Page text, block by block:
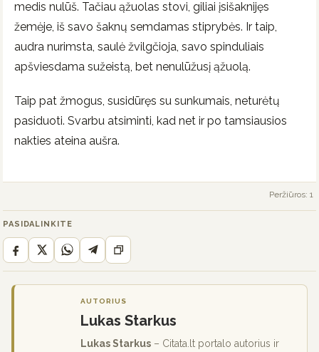
medis nulūš. Tačiau ąžuolas stovi, giliai įsišaknijęs
žemėje, iš savo šaknų semdamas stiprybės. Ir taip,
audra nurimsta, saulė žvilgčioja, savo spinduliais
apšviesdama sužeistą, bet nenulūžusį ąžuolą.
Taip pat žmogus, susidūręs su sunkumais, neturėtų
pasiduoti. Svarbu atsiminti, kad net ir po tamsiausios
nakties ateina aušra.
Peržiūros: 1
PASIDALINKITE
AUTORIUS
Lukas Starkus
Lukas Starkus – Citata.lt portalo autorius ir